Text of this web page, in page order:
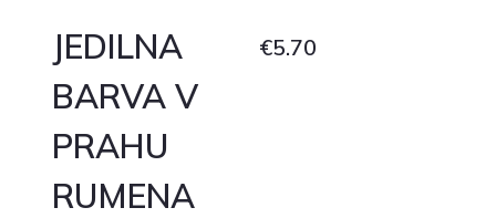
JEDILNA
BARVA V
PRAHU
RUMENA
€5.70